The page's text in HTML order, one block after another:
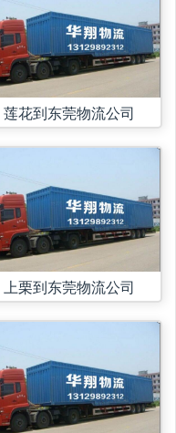
莲花到东莞物流公司
上栗到东莞物流公司